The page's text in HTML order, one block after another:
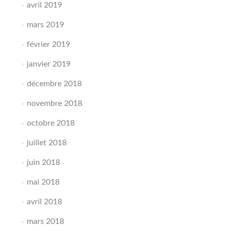
avril 2019
mars 2019
février 2019
janvier 2019
décembre 2018
novembre 2018
octobre 2018
juillet 2018
juin 2018
mai 2018
avril 2018
mars 2018